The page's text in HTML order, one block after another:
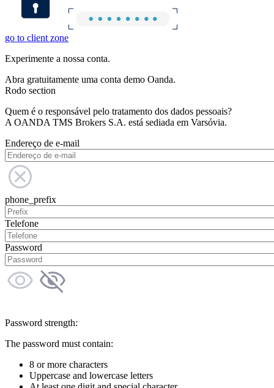
go to client zone
Experimente a nossa conta.
Abra gratuitamente uma conta demo Oanda.
Rodo section
Quem é o responsável pelo tratamento dos dados pessoais?
A OANDA TMS Brokers S.A. está sediada em Varsóvia.
Endereço de e-mail
phone_prefix
Telefone
Password
Password strength:
The password must contain:
8 or more characters
Uppercase and lowercase letters